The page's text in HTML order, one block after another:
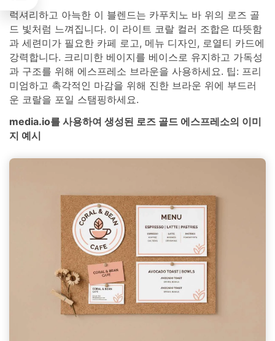
럭셔리하고 아늑한 이 블렌드는 카푸치노 바 위의 로즈 골
드 빛처럼 느껴집니다. 이 라이트 코랄 컬러 조합은 따뜻함
과 세련미가 필요한 카페 로고, 메뉴 디자인, 로열티 카드에
강력합니다. 크리미한 베이지를 베이스로 유지하고 가독성
과 구조를 위해 에스프레소 브라운을 사용하세요. 팁: 프리
미엄하고 촉각적인 마감을 위해 진한 브라운 위에 부드러
운 코랄을 포일 스탬핑하세요.
media.io를 사용하여 생성된 로즈 골드 에스프레소의 이미
지 예시